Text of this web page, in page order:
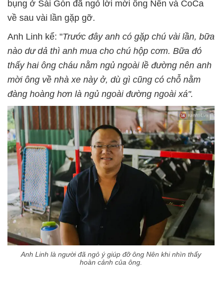
bụng ở Sài Gòn đã ngỏ lời mời ông Nên và CoCa
về sau vài lần gặp gỡ.
Anh Linh kể: "Trước đây anh có gặp chú vài lần, bữa
nào dư dả thì anh mua cho chú hộp cơm. Bữa đó
thấy hai ông cháu nằm ngủ ngoài lề đường nên anh
mời ông về nhà xe này ở, dù gì cũng có chỗ nằm
đàng hoàng hơn là ngủ ngoài đường ngoài xá".
Anh Linh là người đã ngỏ ý giúp đỡ ông Nên khi nhìn thấy
hoàn cảnh của ông.